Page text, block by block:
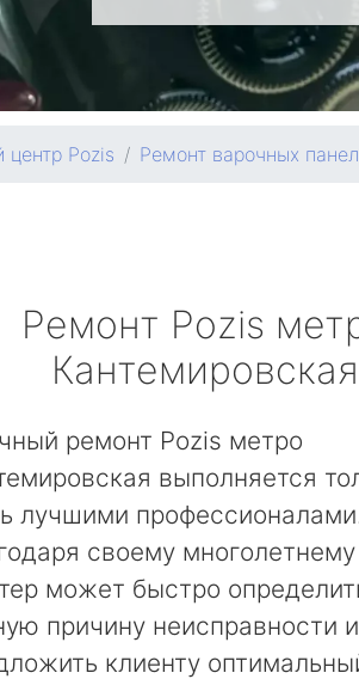
центр Pozis Ремонт варочных
Ремонт Pozis
Кантемировская
ремонт Pozis метро
выполняется
лучшими
своему
может быстро
причину неисправности и
клиенту